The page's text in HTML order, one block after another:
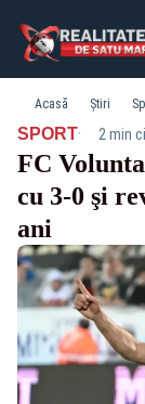
Acasă Știri
SPORT· 2 min
FC
cu 3-0 şi
ani